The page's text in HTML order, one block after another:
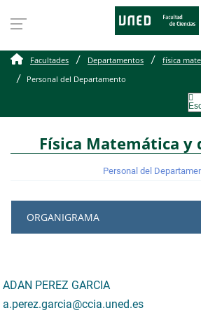
Personal del
Facultades Departamentos
física
Personal del Departamento
Física Matemática y
Personal del
ORGANIGRAMA
ADAN PEREZ GARCIA
a.perez.garcia@ccia.uned.es